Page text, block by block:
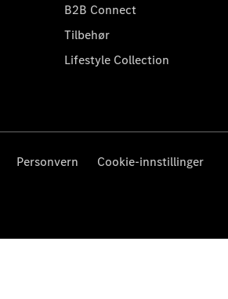
B2B Connect
Tilbehør
Lifestyle Collection
Personvern Cookie-innstillinger